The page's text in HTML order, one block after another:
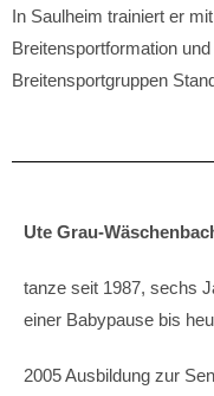
In Saulheim trainiert er
Breitensportformation
Breitensportgruppen
Ute Grau-
tanze seit 1987, sechs
einer Babypause bis
2005 Ausbildung zur